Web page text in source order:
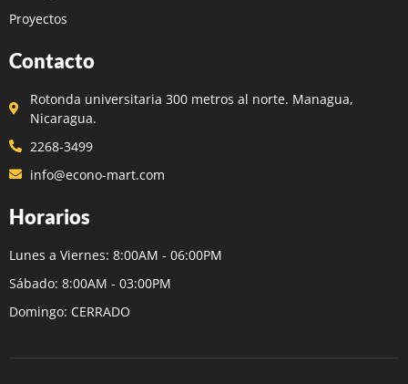
Proyectos
Contacto
Rotonda universitaria 300 metros al norte. Managua,
Nicaragua.
2268-3499
info@econo-mart.com
Horarios
Lunes a Viernes: 8:00AM - 06:00PM
Sábado: 8:00AM - 03:00PM
Domingo: CERRADO